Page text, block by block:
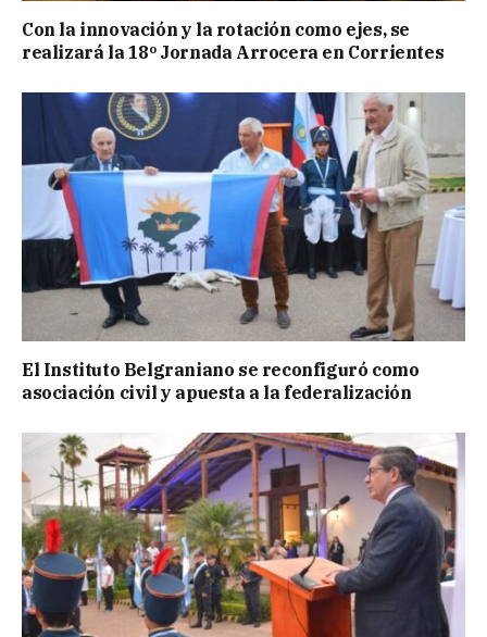
Con la innovación y la rotación como ejes, se
realizará la 18º Jornada Arrocera en Corrientes
El Instituto Belgraniano se reconfiguró como
asociación civil y apuesta a la federalización